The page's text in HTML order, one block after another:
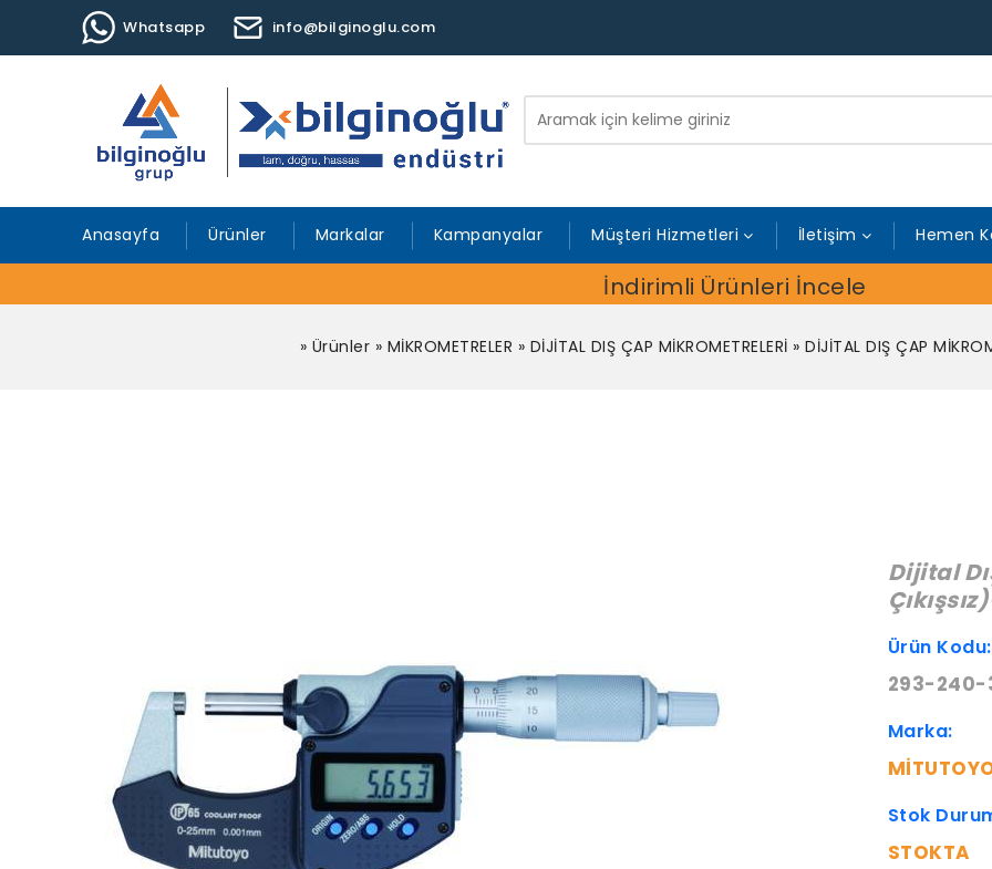
Whatsapp info@bilginoglu.com
Anasayfa Ürünler Markalar Kampanyalar Müşteri Hizmetleri İletişim Hemen
İndirimli Ürünleri İncele
» Ürünler » MİKROMETRELER » DİJİTAL DIŞ ÇAP MİKROMETRELERİ » DİJİTAL DIŞ ÇAP
Dijital
Ürün
293-240-
Marka:
Stok
STOKTA